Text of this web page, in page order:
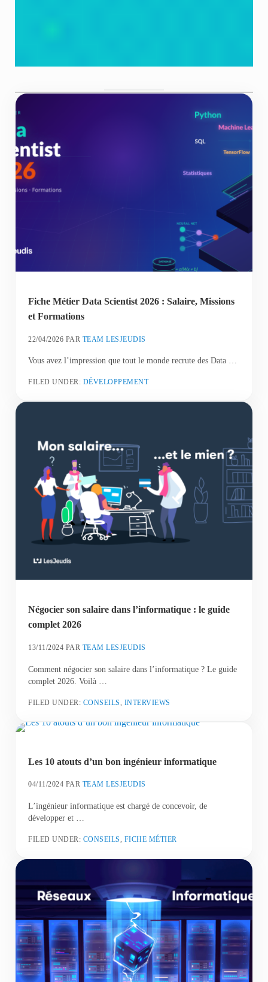
Fiche Métier Data Scientist 2026 : Salaire, Missions
et Formations
22/04/2026 PAR TEAM LESJEUDIS
Vous avez l’impression que tout le monde recrute des Data …
FILED UNDER: DÉVELOPPEMENT
Négocier son salaire dans l’informatique : le guide
complet 2026
13/11/2024 PAR TEAM LESJEUDIS
Comment négocier son salaire dans l’informatique ? Le guide
complet 2026. Voilà …
FILED UNDER: CONSEILS INTERVIEWS
Les 10 atouts d’un bon ingénieur informatique
04/11/2024 PAR TEAM LESJEUDIS
L’ingénieur informatique est chargé de concevoir, de
développer et …
FILED UNDER: CONSEILS FICHE MÉTIER